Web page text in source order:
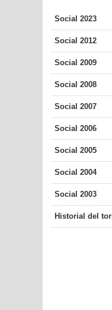
Social 2023
Social 2012
Social 2009
Social 2008
Social 2007
Social 2006
Social 2005
Social 2004
Social 2003
Historial del